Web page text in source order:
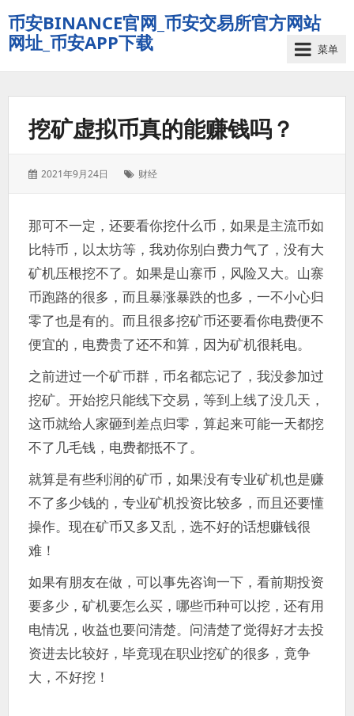
币安BINANCE官网_币安交易所官方网站
网址_币安APP下载
菜单
挖矿虚拟币真的能赚钱吗？
发
2021年9月24日
标
财经
那可不一定，还要看你挖什么币，如果是主流币如
比特币，以太坊等，我劝你别白费力气了，没有大
矿机压根挖不了。如果是山寨币，风险又大。山寨
币跑路的很多，而且暴涨暴跌的也多，一不小心归
零了也是有的。而且很多挖矿币还要看你电费便不
便宜的，电费贵了还不和算，因为矿机很耗电。
之前进过一个矿币群，币名都忘记了，我没参加过
挖矿。开始挖只能线下交易，等到上线了没几天，
这币就给人家砸到差点归零，算起来可能一天都挖
不了几毛钱，电费都抵不了。
就算是有些利润的矿币，如果没有专业矿机也是赚
不了多少钱的，专业矿机投资比较多，而且还要懂
操作。现在矿币又多又乱，选不好的话想赚钱很
难！
如果有朋友在做，可以事先咨询一下，看前期投资
要多少，矿机要怎么买，哪些币种可以挖，还有用
电情况，收益也要问清楚。问清楚了觉得好才去投
资进去比较好，毕竟现在职业挖矿的很多，竟争
大，不好挖！